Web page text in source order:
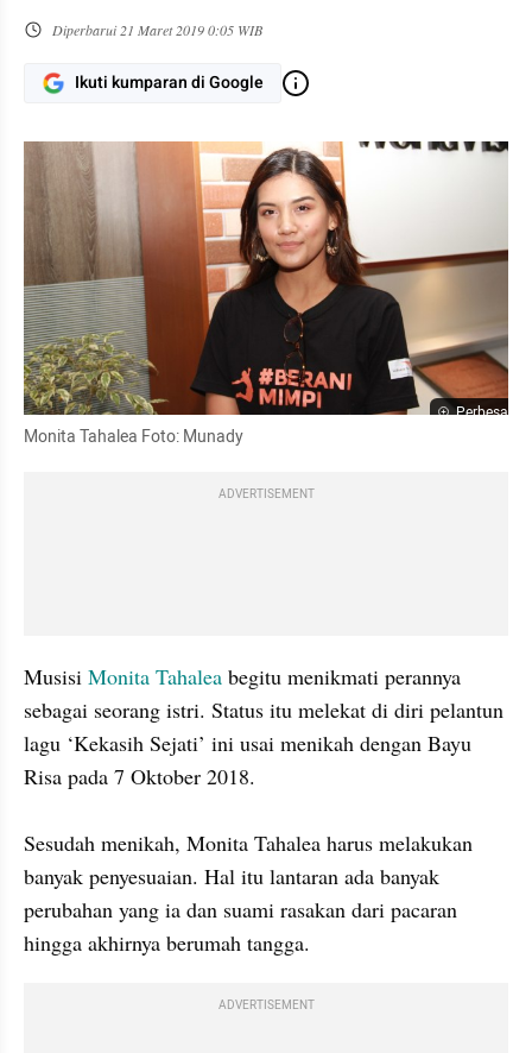
Diperbarui21 Maret 2019 0:05 WIB
Ikuti kumparan di Google
Perbesar
Monita Tahalea Foto: Munady
ADVERTISEMENT
Musisi Monita Tahalea begitu menikmati perannya
sebagai seorang istri. Status itu melekat di diri pelantun
lagu ‘Kekasih Sejati’ ini usai menikah dengan Bayu
Risa pada 7 Oktober 2018.
Sesudah menikah, Monita Tahalea harus melakukan
banyak penyesuaian. Hal itu lantaran ada banyak
perubahan yang ia dan suami rasakan dari pacaran
hingga akhirnya berumah tangga.
ADVERTISEMENT